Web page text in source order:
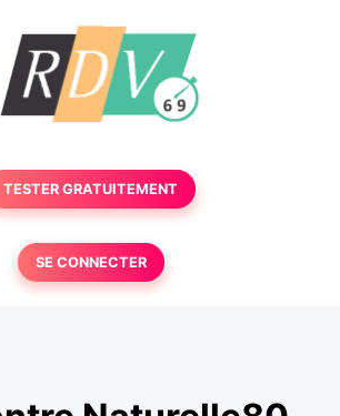
TESTER GRATUITEMENT
SE CONNECTER